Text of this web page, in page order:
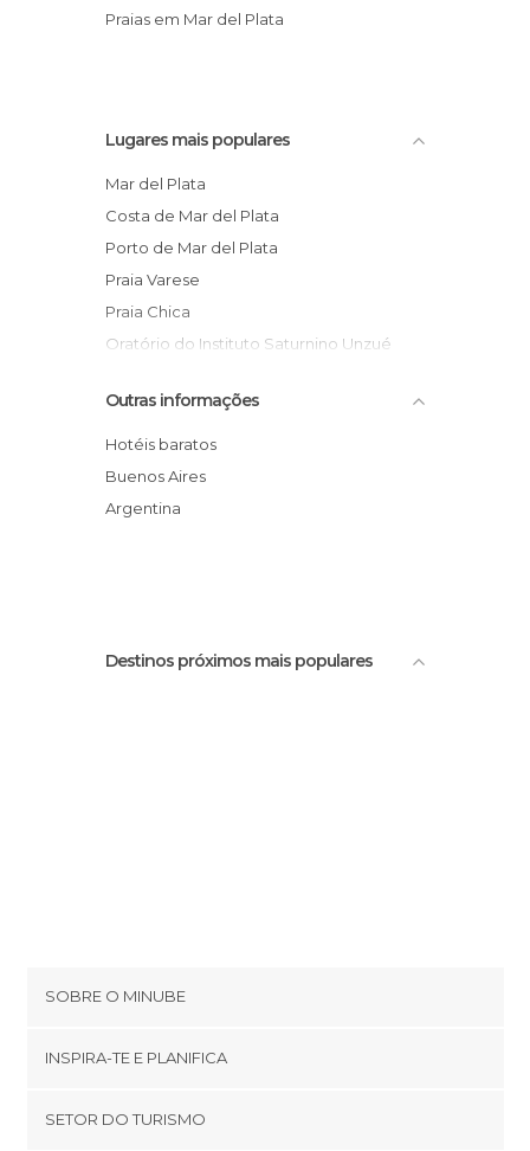
Praias em Mar del Plata
Lugares mais populares
Mar del Plata
Costa de Mar del Plata
Porto de Mar del Plata
Praia Varese
Praia Chica
Oratório do Instituto Saturnino Unzué
Centro Cultural Villa Victoria Ocampo
Zoológico de Batan
Praia Punta Mogotes
Praia La Perla
Outras informações
Hotéis baratos
Buenos Aires
Argentina
Destinos próximos mais populares
SOBRE O MINUBE
Términos e Condições
INSPIRA-TE E PLANIFICA
SETOR DO TURISMO